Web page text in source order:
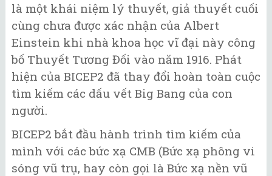
là một khái niệm lý thuyết, giả thuyết cuối
cùng chưa được xác nhận của Albert
Einstein khi nhà khoa học vĩ đại này công
bố Thuyết Tương Đối vào năm 1916. Phát
hiện của BICEP2 đã thay đổi hoàn toàn cuộc
tìm kiếm các dấu vết Big Bang của con
người.
BICEP2 bắt đầu hành trình tìm kiếm của
mình với các bức xạ CMB (Bức xạ phông vi
sóng vũ trụ, hay còn gọi là Bức xạ nền vũ